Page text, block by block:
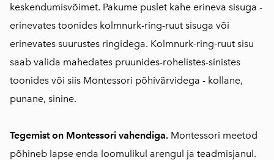
keskendumisvõimet. Pakume puslet kahe erineva sisuga -
erinevates toonides kolmnurk-ring-ruut sisuga või
erinevates suurustes ringidega. Kolmnurk-ring-ruut sisu
saab valida mahedates pruunides-rohelistes-sinistes
toonides või siis Montessori põhivärvidega - kollane,
punane, sinine.
Tegemist on Montessori vahendiga. Montessori meetod
põhineb lapse enda loomulikul arengul ja teadmisjanul.